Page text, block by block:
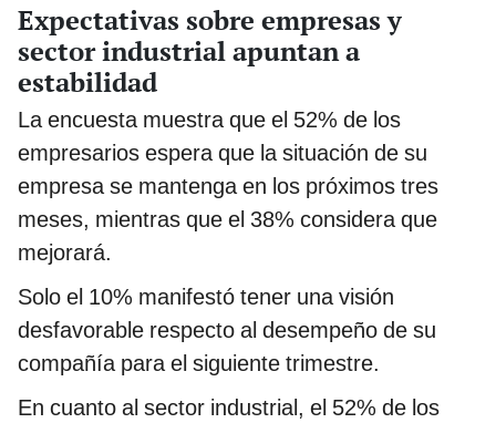
Expectativas sobre empresas y
sector industrial apuntan a
estabilidad
La encuesta muestra que el 52% de los
empresarios espera que la situación de su
empresa se mantenga en los próximos tres
meses, mientras que el 38% considera que
mejorará.
Solo el 10% manifestó tener una visión
desfavorable respecto al desempeño de su
compañía para el siguiente trimestre.
En cuanto al sector industrial, el 52% de los